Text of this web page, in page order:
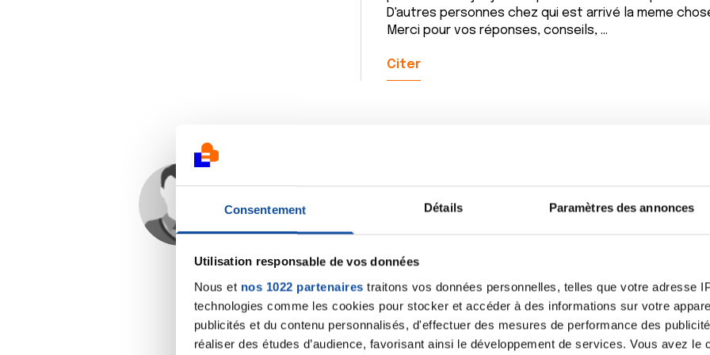
Consentement Détails Paramètres des annonces
Utilisation responsable de vos données
Nous et nos 1022 partenaires traitons vos données personnelles, telles que votre adresse
technologies comme les cookies pour stocker et accéder à des informations sur votre
publicités et du contenu personnalisés, d'effectuer des mesures de performance des
réaliser des études d’audience, favorisant ainsi le développement de services. Vous avez le
D'autres personnes chez qui est arrivé la meme
Merci pour vos réponses, conseils, ...
Citer
29/11/2019 - 18:18
Suite à un écoulement sanglant du mamelon en avril,
(écho, mammo.....), tout les examens pratiqués n'ont
kystes. Début juillet, l'écoulement persistant ma
Le rdv est prévu pour le 2 septembre, la personne
jour là, n'a pas était fichu de le faire, personne très
dans 6 mois, qu'un écoulement mamelonaire n'est
ma vie avec çà (j'ai 39 ans) et que ce n'est pas la
lendemain.
Je me rends quand même à mon rdv de gynécologie